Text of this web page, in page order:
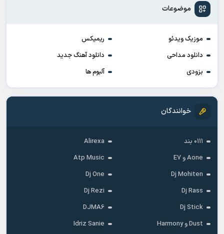
موضوعات
موزیک ویدئو
ریمیکس
دانلود مداحی
دانلود آهنگ جدید
بزودی
آلبوم ها
خوانندگان
۰۱۱۱ بند
Alirexa
Aone و E7
Atp Music
Dj Mohiten
Dj One
Dj Rass
Dj Rezi
Dj Stick
DJMA6
Dust و Harmony
Idriz Sanie